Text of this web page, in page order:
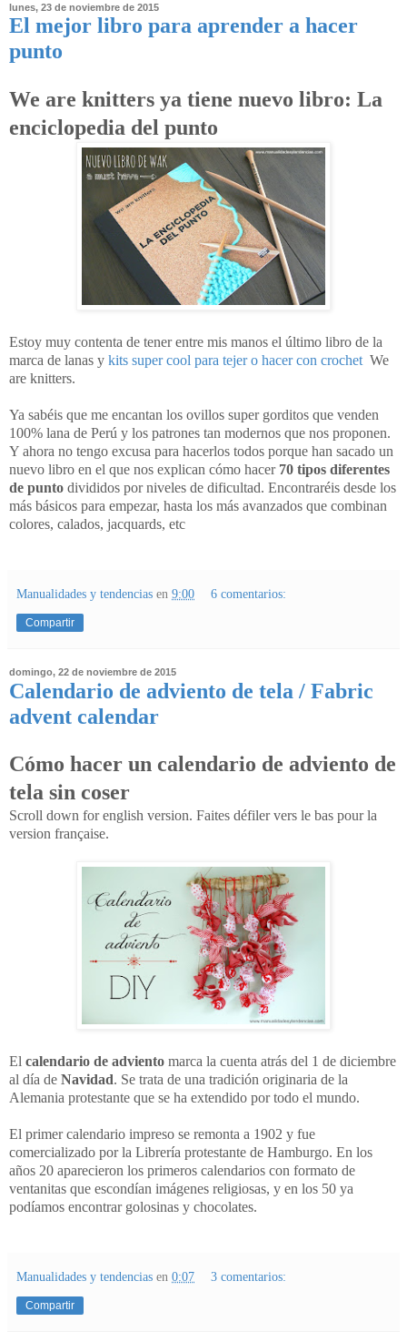
lunes, 23 de noviembre de 2015
El mejor libro para aprender a hacer
punto
We are knitters ya tiene nuevo libro: La
enciclopedia del punto
Estoy muy contenta de tener entre mis manos el último libro de la
marca de lanas y kits super cool para tejer o hacer con crochet We
are knitters.
Ya sabéis que me encantan los ovillos super gorditos que venden
100% lana de Perú y los patrones tan modernos que nos proponen.
Y ahora no tengo excusa para hacerlos todos porque han sacado un
nuevo libro en el que nos explican cómo hacer 70 tipos diferentes
de punto divididos por niveles de dificultad. Encontraréis desde los
más básicos para empezar, hasta los más avanzados que combinan
colores, calados, jacquards, etc
Manualidades y tendencias en 9:00 6 comentarios:
Compartir
domingo, 22 de noviembre de 2015
Calendario de adviento de tela / Fabric
advent calendar
Cómo hacer un calendario de adviento de
tela sin coser
Scroll down for english version. Faites défiler vers le bas pour la
version française.
El calendario de adviento marca la cuenta atrás del 1 de diciembre
al día de Navidad. Se trata de una tradición originaria de la
Alemania protestante que se ha extendido por todo el mundo.
El primer calendario impreso se remonta a 1902 y fue
comercializado por la Librería protestante de Hamburgo. En los
años 20 aparecieron los primeros calendarios con formato de
ventanitas que escondían imágenes religiosas, y en los 50 ya
podíamos encontrar golosinas y chocolates.
Manualidades y tendencias en 0:07 3 comentarios:
Compartir